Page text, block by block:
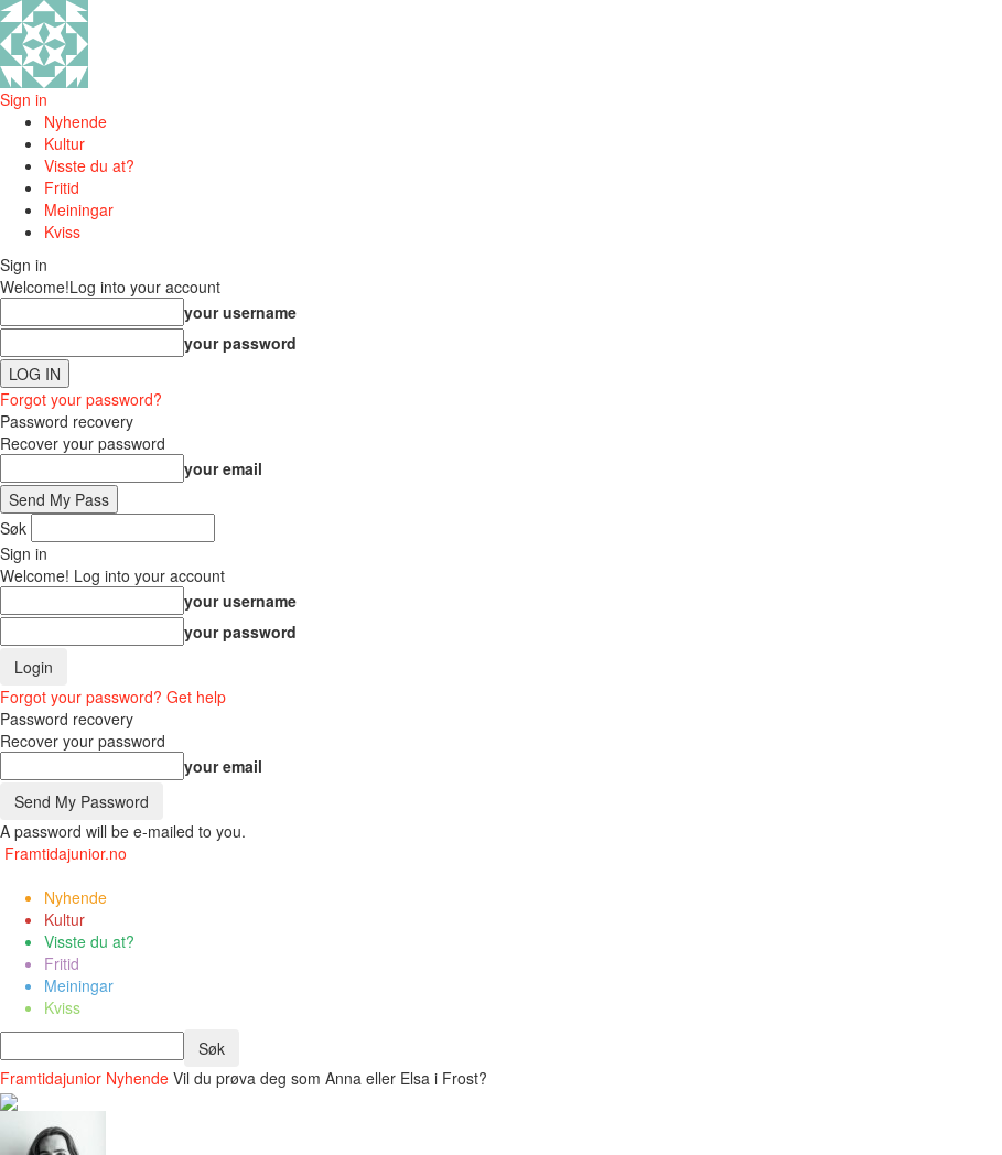
Sign in
Nyhende
Kultur
Visste du at?
Fritid
Meiningar
Kviss
Sign in
Welcome!Log into your account
your username
your password
Forgot your password?
Password recovery
Recover your password
your email
Søk
Sign in
Welcome! Log into your account
your username
your password
Forgot your password? Get help
Password recovery
Recover your password
your email
A password will be e-mailed to you.
Framtidajunior.no
Nyhende
Kultur
Visste du at?
Fritid
Meiningar
Kviss
Framtidajunior Nyhende Vil du prøva deg som Anna eller Elsa i Frost?